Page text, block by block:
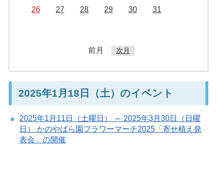
26 27 28 29 30 31
前月 次月
2025年1月18日（土）のイベント
2025年1月11日（土曜日） ～ 2025年3月30日（日曜
日） かのやばら園フラワーマーチ2025「寄せ植え発
表会」の開催